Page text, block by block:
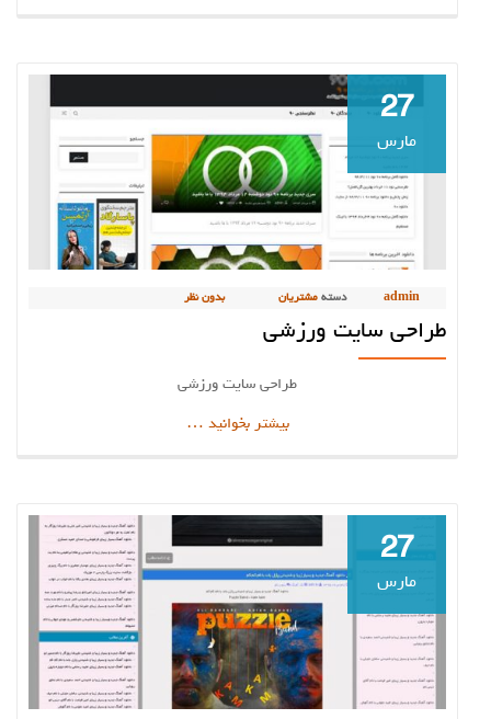
27
مارس
admin دسته مشتریان بدون نظر
طراحی سایت ورزشی
طراحی سایت ورزشی
بیشتر بخوانیددربارهطراحی
…
27
مارس